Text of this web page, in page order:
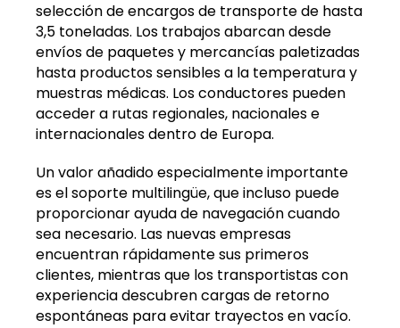
selección de encargos de transporte de hasta
3,5 toneladas. Los trabajos abarcan desde
envíos de paquetes y mercancías paletizadas
hasta productos sensibles a la temperatura y
muestras médicas. Los conductores pueden
acceder a rutas regionales, nacionales e
internacionales dentro de Europa.
Un valor añadido especialmente importante
es el soporte multilingüe, que incluso puede
proporcionar ayuda de navegación cuando
sea necesario. Las nuevas empresas
encuentran rápidamente sus primeros
clientes, mientras que los transportistas con
experiencia descubren cargas de retorno
espontáneas para evitar trayectos en vacío.